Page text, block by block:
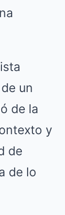
un
de la
y
de
de lo